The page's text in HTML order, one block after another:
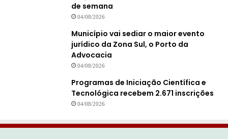
de semana
04/08/2026
Município vai sediar o maior evento
jurídico da Zona Sul, o Porto da
Advocacia
04/08/2026
Programas de Iniciação Científica e
Tecnológica recebem 2.671 inscrições
04/08/2026